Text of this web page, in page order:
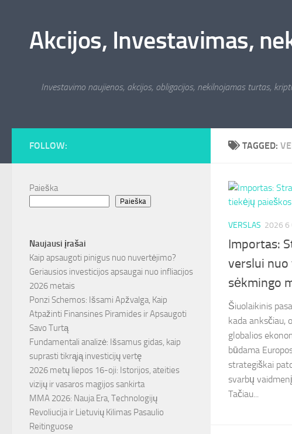
Akcijos, Investavimas,
Investavimo naujienos, akcijos, obligacijos, nekilnojamas turtas,
TAGGED:
VERSLAS 2026 6
Importas:
verslui
sėkmingo
Šiuolaikinis
kada anksčiau,
globalios
būdama
strategiškai
svarbų
Tačiau...
FOLLOW:
Paieška
Paieška
Naujausi įrašai
Kaip apsaugoti pinigus nuo nuvertėjimo?
Geriausios investicijos apsaugai nuo infliacijos
2026 metais
Ponzi Schemos: Išsami Apžvalga, Kaip
Atpažinti Finansines Piramides ir Apsaugoti
Savo Turtą
Fundamentali analizė: Išsamus gidas, kaip
suprasti tikrąją investicijų vertę
2026 metų liepos 16-oji: Istorijos, ateities
vizijų ir vasaros magijos sankirta
MMA 2026: Nauja Era, Technologijų
Revoliucija ir Lietuvių Kilimas Pasaulio
Reitinguose